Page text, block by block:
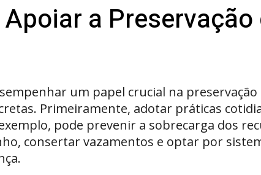
a Preservação
um papel crucial na preservação
Primeiramente, adotar práticas
pode prevenir a sobrecarga dos
consertar vazamentos e optar por